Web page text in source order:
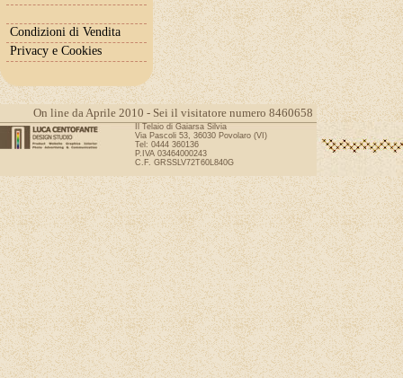
Condizioni di Vendita
Privacy e Cookies
On line da Aprile 2010 - Sei il visitatore numero 8460658
Il Telaio di Gaiarsa Silvia
Via Pascoli 53, 36030 Povolaro (VI)
Tel: 0444 360136
P.IVA 03464000243
C.F. GRSSLV72T60L840G